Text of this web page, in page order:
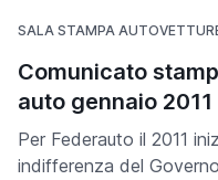
SALA STAMPA
Comunicato
auto gennaio 2011
Per Federauto il 2011
indifferenza del